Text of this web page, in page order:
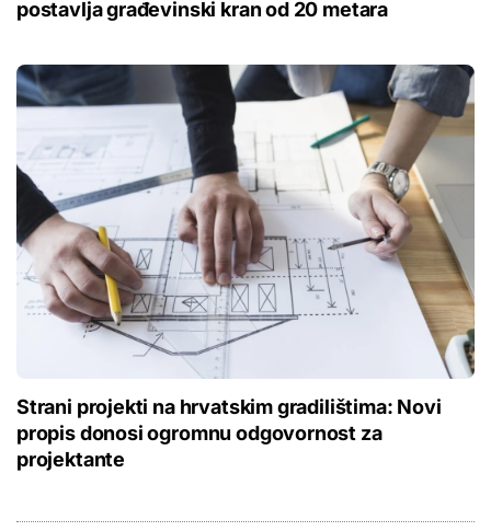
postavlja građevinski kran od 20 metara
Strani projekti na hrvatskim gradilištima: Novi
propis donosi ogromnu odgovornost za
projektante